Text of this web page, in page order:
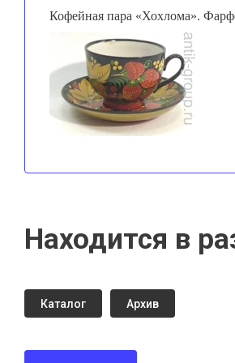
Кофейная пара «Хохлома».
Находится в
Каталог Архив